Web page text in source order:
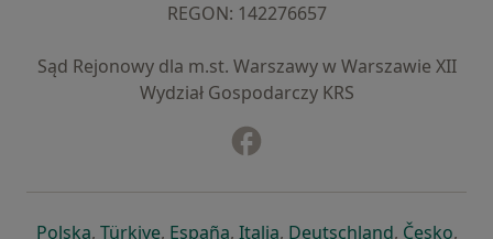
REGON: ⁠142276657
Sąd Rejonowy dla m.st. Warszawy w Warszawie XII
Wydział Gospodarczy KRS
Polskaotwiera się w nowej karcie
, Türkiyeotwiera się w nowej karcie
, Españaotwiera się w nowej karcie
, Italiaotwiera się w nowej
, Deutschlandotwiera się
, Česko,